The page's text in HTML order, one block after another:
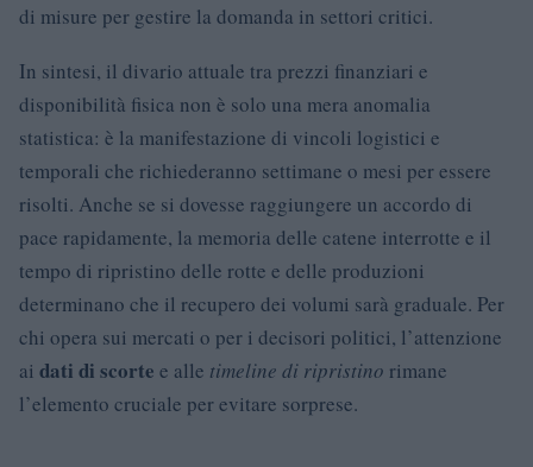
di misure per gestire la domanda in settori critici.
In sintesi, il divario attuale tra prezzi finanziari e
disponibilità fisica non è solo una mera anomalia
statistica: è la manifestazione di vincoli logistici e
temporali che richiederanno settimane o mesi per essere
risolti. Anche se si dovesse raggiungere un accordo di
pace rapidamente, la memoria delle catene interrotte e il
tempo di ripristino delle rotte e delle produzioni
determinano che il recupero dei volumi sarà graduale. Per
chi opera sui mercati o per i decisori politici, l’attenzione
ai dati di scorte e alle timeline di ripristino rimane
l’elemento cruciale per evitare sorprese.